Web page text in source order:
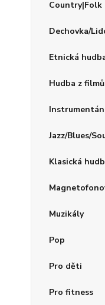
Country|Folk
Dechovka/
Etnická
Hudba z filmů
Jazz/Blues/
Klasická
Muzikály
Pop
Pro děti
Pro fitness